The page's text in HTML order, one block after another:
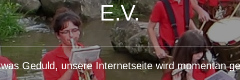
E.V.
Geduld, unsere Internetseite wird momentan